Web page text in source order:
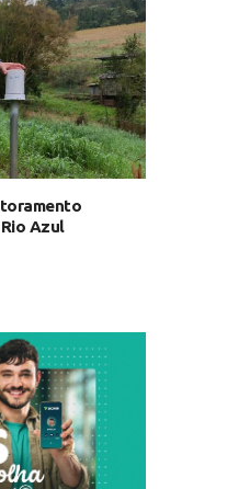
Azul